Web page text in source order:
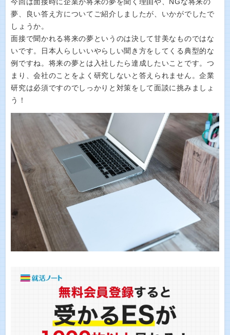
今回は面接時に企業が将来の夢を聞く理由や、NGな将来の
夢、良い答え方についてご紹介しましたが、いかがでしたで
しょうか。
面接で聞かれる将来の夢というのは決して甘美なものではな
いです。日本人らしいいやらしい聞き方をしてくる典型的な
例ですね。将来の夢とは入社したら達成したいことです。つ
まり、会社のことをよく研究しないと答えられません。企業
研究は必須ですのでしっかりと対策をして面談に挑みましょ
う！